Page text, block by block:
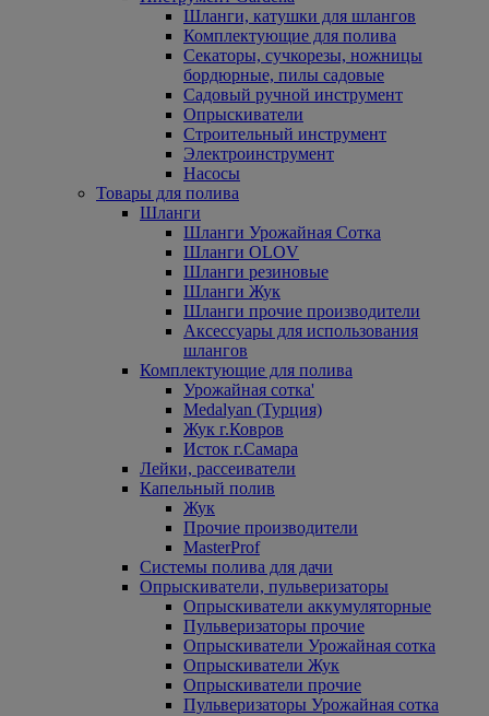
Шланги, катушки для шлангов
Комплектующие для полива
Секаторы, сучкорезы, ножницы
бордюрные, пилы садовые
Садовый ручной инструмент
Опрыскиватели
Строительный инструмент
Электроинструмент
Насосы
Товары для полива
Шланги
Шланги Урожайная Сотка
Шланги OLOV
Шланги резиновые
Шланги Жук
Шланги прочие производители
Аксессуары для использования
шлангов
Комплектующие для полива
Урожайная сотка'
Medalyan (Турция)
Жук г.Ковров
Исток г.Самара
Лейки, рассеиватели
Капельный полив
Жук
Прочие производители
MasterProf
Системы полива для дачи
Опрыскиватели, пульверизаторы
Опрыскиватели аккумуляторные
Пульверизаторы прочие
Опрыскиватели Урожайная сотка
Опрыскиватели Жук
Опрыскиватели прочие
Пульверизаторы Урожайная сотка